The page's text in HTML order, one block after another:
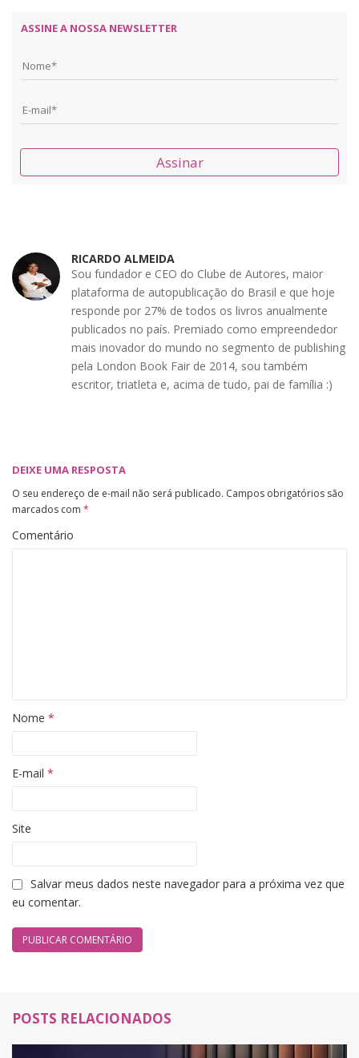
ASSINE A NOSSA NEWSLETTER
Assinar
RICARDO ALMEIDA
Sou fundador e CEO do Clube de Autores, maior
plataforma de autopublicação do Brasil e que hoje
responde por 27% de todos os livros anualmente
publicados no país. Premiado como empreendedor
mais inovador do mundo no segmento de publishing
pela London Book Fair de 2014, sou também
escritor, triatleta e, acima de tudo, pai de família :)
DEIXE UMA RESPOSTA
O seu endereço de e-mail não será publicado. Campos obrigatórios são
marcados com *
Comentário
Nome *
E-mail *
Site
Salvar meus dados neste navegador para a próxima vez que
eu comentar.
POSTS RELACIONADOS